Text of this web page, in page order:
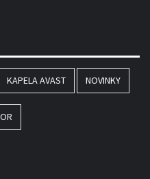
KAPELA AVAST NOVINKY